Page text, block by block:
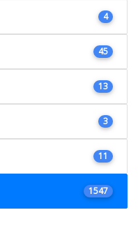
4
45
13
3
11
1547